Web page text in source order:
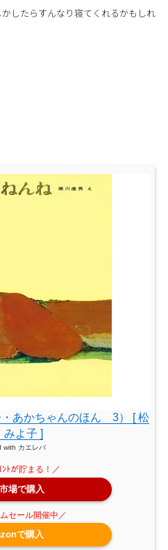
したらすんなり寝てくれるかもしれ
・あかちゃんのほん 3） [ 松
よ子 ]
with カエレバ
場で購入
で購入